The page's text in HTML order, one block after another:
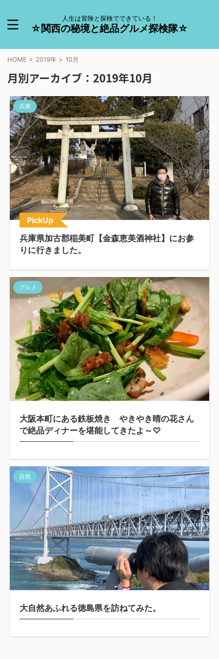
人生は冒険と探検でできている！
☆関西の秘境と絶品グルメ探検隊☆
HOME > 2019年 > 10月
月別アーカイブ：2019年10月
兵庫
PickUp
兵庫県加古郡稲美町【金森恵美酒神社】にお参
りに行きました。
グルメ
大阪本町にある鉄板焼き やきやき晴の花さん
で絶品ディナーを堪能してきたよ～♡
自然
大自然あふれる徳島県を訪ねてみた。